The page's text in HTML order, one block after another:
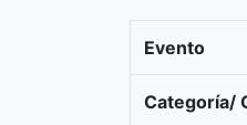
Evento
Categoría/